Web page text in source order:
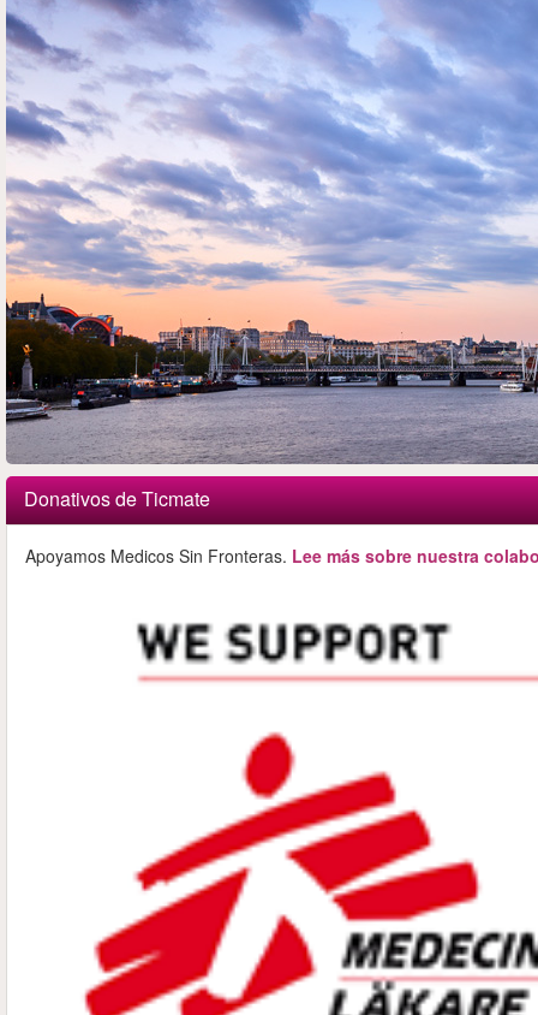
Donativos de Ticmate
Apoyamos Medicos Sin Fronteras. Lee más sobre nuestra